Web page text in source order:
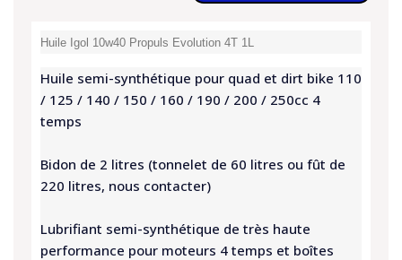
Huile Igol 10w40 Propuls Evolution 4T 1L
Huile semi-synthétique pour quad et dirt bike 110
/ 125 / 140 / 150 / 160 / 190 / 200 / 250cc 4
temps
Bidon de 2 litres (tonnelet de 60 litres ou fût de
220 litres, nous contacter)
Lubrifiant semi-synthétique de très haute
performance pour moteurs 4 temps et boîtes